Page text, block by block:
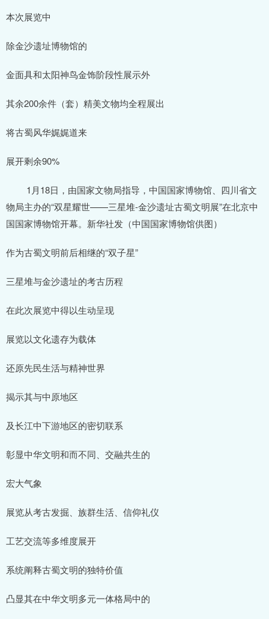
本次展览中
除金沙遗址博物馆的
金面具和太阳神鸟金饰阶段性展示外
其余200余件（套）精美文物均全程展出
将古蜀风华娓娓道来
展开剩余90%
1月18日，由国家文物局指导，中国国家博物馆、四川省文
物局主办的“双星耀世——三星堆-金沙遗址古蜀文明展”在北京中
国国家博物馆开幕。新华社发（中国国家博物馆供图）
作为古蜀文明前后相继的“双子星”
三星堆与金沙遗址的考古历程
在此次展览中得以生动呈现
展览以文化遗存为载体
还原先民生活与精神世界
揭示其与中原地区
及长江中下游地区的密切联系
彰显中华文明和而不同、交融共生的
宏大气象
展览从考古发掘、族群生活、信仰礼仪
工艺交流等多维度展开
系统阐释古蜀文明的独特价值
凸显其在中华文明多元一体格局中的